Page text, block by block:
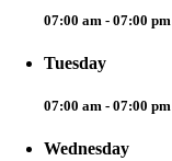
07:00 am - 07:00 pm
Tuesday
07:00 am - 07:00 pm
Wednesday